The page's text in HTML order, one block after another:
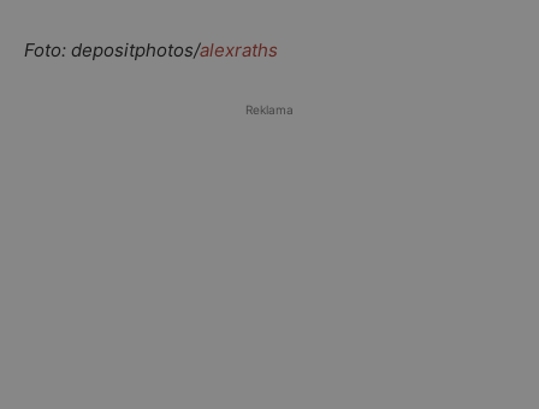
Foto: depositphotos/alexraths
Reklama